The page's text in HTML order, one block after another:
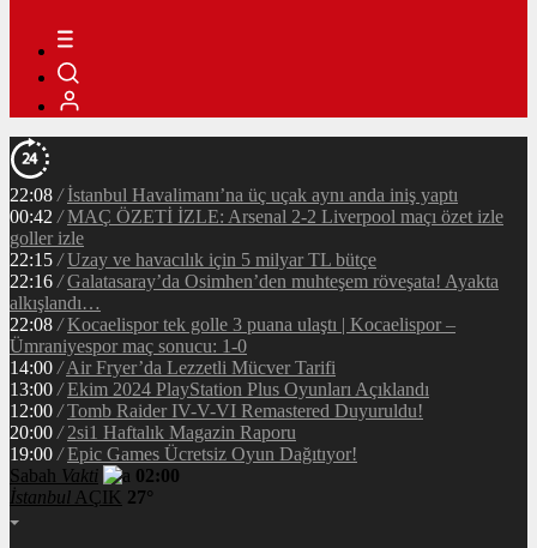
22:08 / İstanbul Havalimanı’na üç uçak aynı anda iniş yaptı
00:42 / MAÇ ÖZETİ İZLE: Arsenal 2-2 Liverpool maçı özet izle
goller izle
22:15 / Uzay ve havacılık için 5 milyar TL bütçe
22:16 / Galatasaray’da Osimhen’den muhteşem röveşata! Ayakta
alkışlandı…
22:08 / Kocaelispor tek golle 3 puana ulaştı | Kocaelispor –
Ümraniyespor maç sonucu: 1-0
14:00 / Air Fryer’da Lezzetli Mücver Tarifi
13:00 / Ekim 2024 PlayStation Plus Oyunları Açıklandı
12:00 / Tomb Raider IV-V-VI Remastered Duyuruldu!
20:00 / 2si1 Haftalık Magazin Raporu
19:00 / Epic Games Ücretsiz Oyun Dağıtıyor!
Sabah Vakti
02:00
İstanbul AÇIK 27°